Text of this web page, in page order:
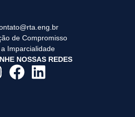
de Compromisso
Imparcialidade
NOSSAS REDES